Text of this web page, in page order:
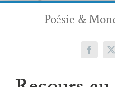
Passer
contenu
Poésie &
Facebook
X